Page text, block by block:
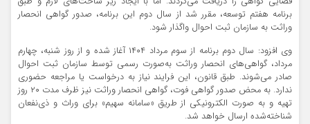
برنامه هفتم توسعه، مقرر شد از سال دوم این برنامه، صدور گواهی انحصار
وراثت به سازمان ثبت احوال واگذار شود.
وی افزود: سال دوم برنامه از سوم مرداد ۱۴۰۴ آغاز شده و از روز شنبه، چهارم
مرداد، گواهی‌های انحصار وراثت به‌صورت رسمی توسط سازمان ثبت احوال
صادر می‌شوند. طبق قانون، این فرایند نیاز به درخواست یا مراجعه حضوری
ندارد. به محض صدور گواهی فوت، گواهی انحصار وراثت نیز ظرف مدت ۲۰ روز
تهیه و به صورت الکترونیکی از طریق «سامانه سهیم» برای وراث و ذی‌نفعان
شناخته‌شده ارسال خواهد شد.